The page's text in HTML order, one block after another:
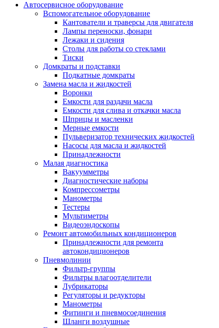
Автосервисное оборудование
Вспомогательное оборудование
Кантователи и траверсы для двигателя
Лампы переноски, фонари
Лежаки и сидения
Столы для работы со стеклами
Тиски
Домкраты и подставки
Подкатные домкраты
Замена масла и жидкостей
Воронки
Емкости для раздачи масла
Емкости для слива и откачки масла
Шприцы и масленки
Мерные емкости
Пульверизатор технических жидкостей
Насосы для масла и жидкостей
Принадлежности
Малая диагностика
Вакуумметры
Диагностические наборы
Компрессометры
Манометры
Тестеры
Мультиметры
Видеоэндоскопы
Ремонт автомобильных кондиционеров
Принадлежности для ремонта
автокондиционеров
Пневмолинии
Фильтр-группы
Фильтры влагоотделители
Лубрикаторы
Регуляторы и редукторы
Манометры
Фитинги и пневмосоединения
Шланги воздушные